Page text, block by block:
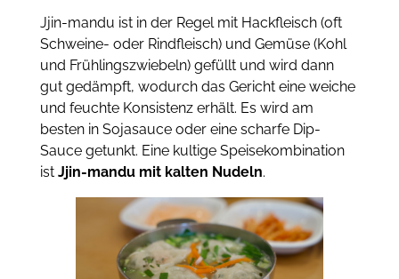
Jjin-mandu ist in der Regel mit Hackfleisch (oft
Schweine- oder Rindfleisch) und Gemüse (Kohl
und Frühlingszwiebeln) gefüllt und wird dann
gut gedämpft, wodurch das Gericht eine weiche
und feuchte Konsistenz erhält. Es wird am
besten in Sojasauce oder eine scharfe Dip-
Sauce getunkt. Eine kultige Speisekombination
istJjin-mandu mit kalten Nudeln.